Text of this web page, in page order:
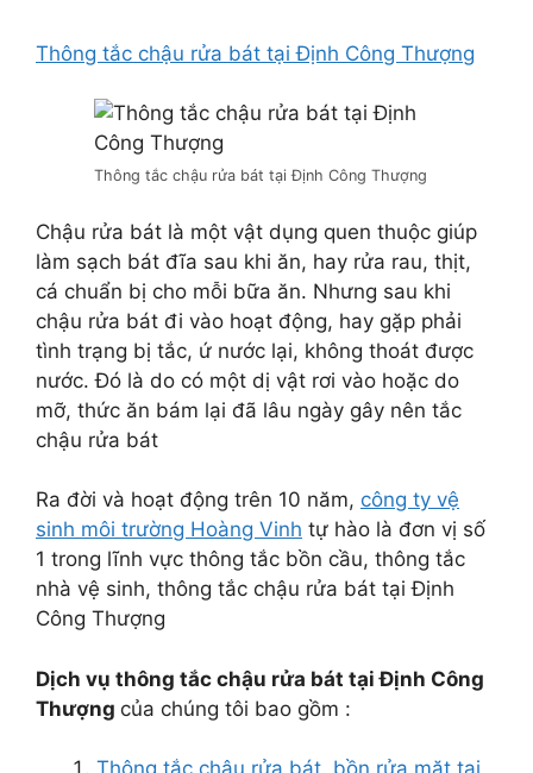
Thông tắc chậu rửa bát tại Định Công Thượng
Thông tắc chậu rửa bát tại Định Công Thượng
Chậu rửa bát là một vật dụng quen thuộc giúp
làm sạch bát đĩa sau khi ăn, hay rửa rau, thịt,
cá chuẩn bị cho mỗi bữa ăn. Nhưng sau khi
chậu rửa bát đi vào hoạt động, hay gặp phải
tình trạng bị tắc, ứ nước lại, không thoát được
nước. Đó là do có một dị vật rơi vào hoặc do
mỡ, thức ăn bám lại đã lâu ngày gây nên tắc
chậu rửa bát
Ra đời và hoạt động trên 10 năm, công ty vệ
sinh môi trường Hoàng Vinh tự hào là đơn vị số
1 trong lĩnh vực thông tắc bồn cầu, thông tắc
nhà vệ sinh, thông tắc chậu rửa bát tại Định
Công Thượng
Dịch vụ thông tắc chậu rửa bát tại Định Công
Thượng của chúng tôi bao gồm :